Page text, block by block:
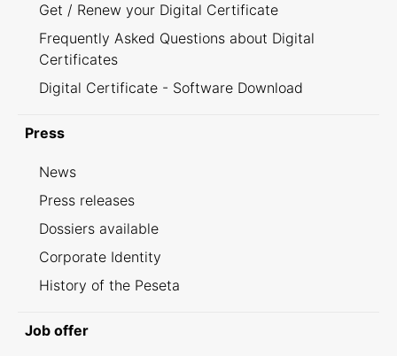
Get / Renew your Digital Certificate
Frequently Asked Questions about Digital
Certificates
Digital Certificate - Software Download
Press
News
Press releases
Dossiers available
Corporate Identity
History of the Peseta
Job offer